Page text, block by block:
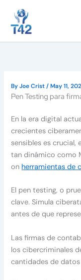
content
ByJoe Crist/May 11,
Pen Testing para
En la era digital
crecientes
sensibles es crucial,
tan dinámico como
on herramientas de
El pen testing, o
clave. Simula
antes de que
Las firmas de
los cibercriminales
cantidades de